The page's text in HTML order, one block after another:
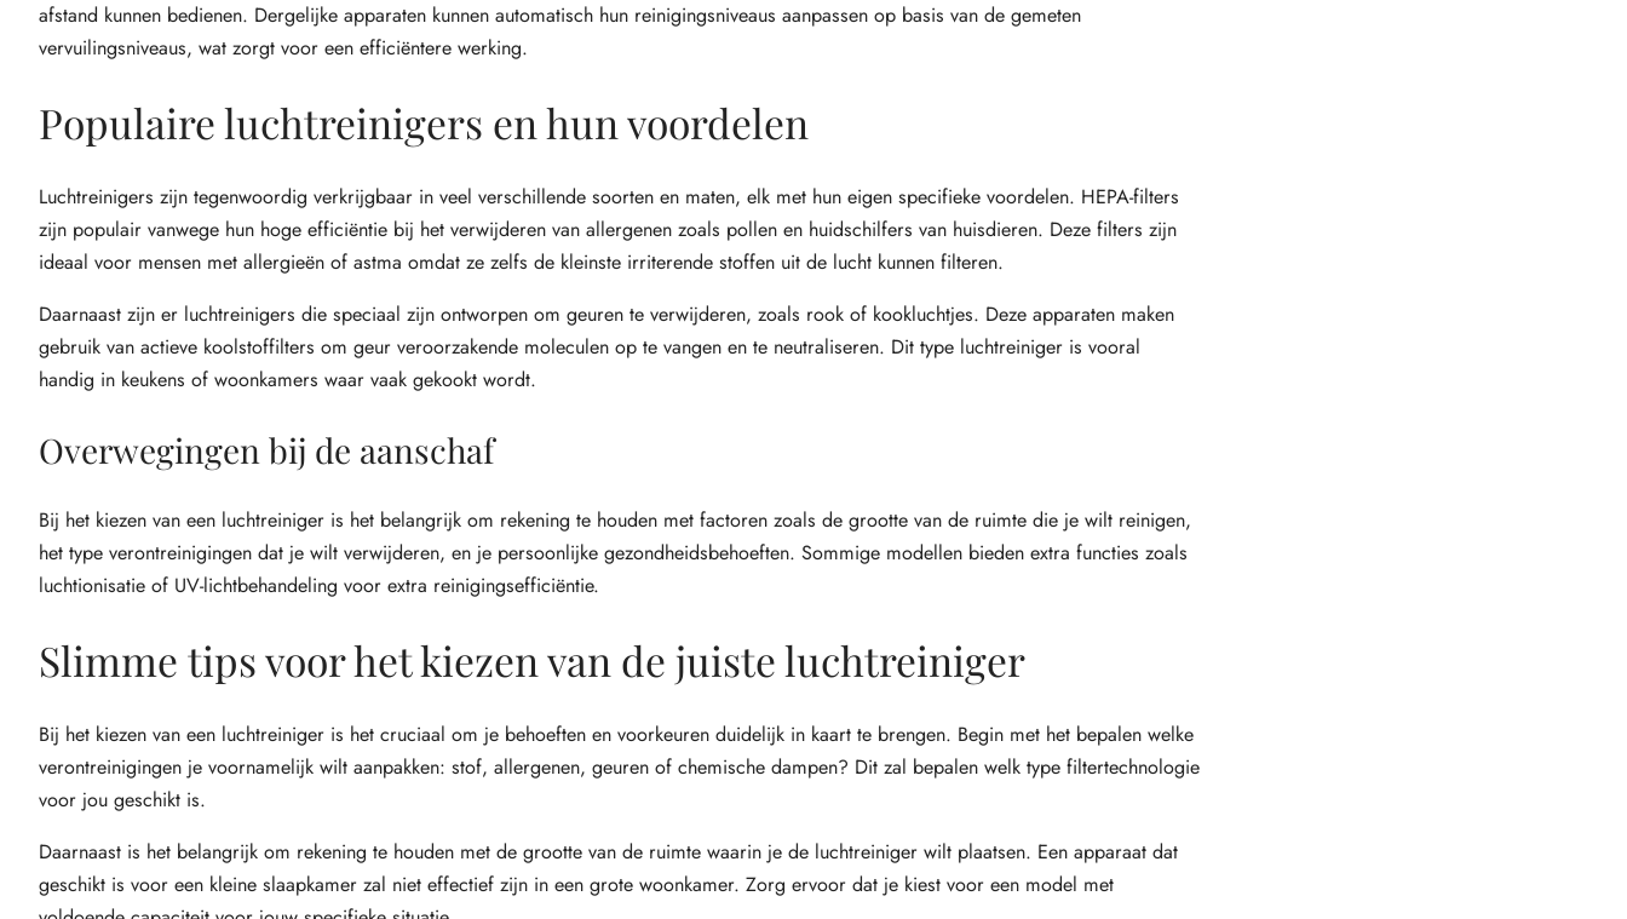
afstand kunnen bedienen. Dergelijke apparaten kunnen automatisch hun reinigingsniveaus aanpassen op basis van de gemeten
vervuilingsniveaus, wat zorgt voor een efficiëntere werking.
Populaire luchtreinigers en hun voordelen
Luchtreinigers zijn tegenwoordig verkrijgbaar in veel verschillende soorten en maten, elk met hun eigen specifieke voordelen. HEPA-filters
zijn populair vanwege hun hoge efficiëntie bij het verwijderen van allergenen zoals pollen en huidschilfers van huisdieren. Deze filters zijn
ideaal voor mensen met allergieën of astma omdat ze zelfs de kleinste irriterende stoffen uit de lucht kunnen filteren.
Daarnaast zijn er luchtreinigers die speciaal zijn ontworpen om geuren te verwijderen, zoals rook of kookluchtjes. Deze apparaten maken
gebruik van actieve koolstoffilters om geur veroorzakende moleculen op te vangen en te neutraliseren. Dit type luchtreiniger is vooral
handig in keukens of woonkamers waar vaak gekookt wordt.
Overwegingen bij de aanschaf
Bij het kiezen van een luchtreiniger is het belangrijk om rekening te houden met factoren zoals de grootte van de ruimte die je wilt reinigen,
het type verontreinigingen dat je wilt verwijderen, en je persoonlijke gezondheidsbehoeften. Sommige modellen bieden extra functies zoals
luchtionisatie of UV-lichtbehandeling voor extra reinigingsefficiëntie.
Slimme tips voor het kiezen van de juiste luchtreiniger
Bij het kiezen van een luchtreiniger is het cruciaal om je behoeften en voorkeuren duidelijk in kaart te brengen. Begin met het bepalen welke
verontreinigingen je voornamelijk wilt aanpakken: stof, allergenen, geuren of chemische dampen? Dit zal bepalen welk type filtertechnologie
voor jou geschikt is.
Daarnaast is het belangrijk om rekening te houden met de grootte van de ruimte waarin je de luchtreiniger wilt plaatsen. Een apparaat dat
geschikt is voor een kleine slaapkamer zal niet effectief zijn in een grote woonkamer. Zorg ervoor dat je kiest voor een model met